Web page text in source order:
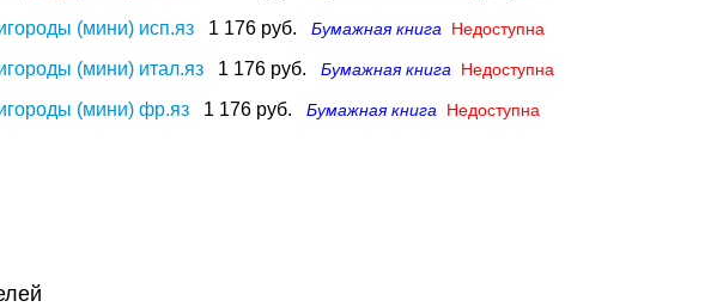
(мини) исп.яз 1 176 руб. Бумажная книга Недоступна
(мини) итал.яз 1 176 руб. Бумажная книга Недоступна
(мини) фр.яз 1 176 руб. Бумажная книга Недоступна